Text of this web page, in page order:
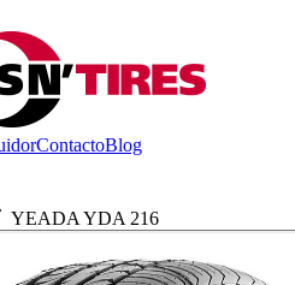
ContactoBlog
YEADA YDA 216